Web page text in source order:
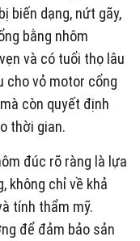
biến dạng, nứt gãy,
bằng nhôm
và có tuổi thọ lâu
cho vỏ motor cổng
còn quyết định
thời gian.
đúc rõ ràng là lựa
không chỉ về khả
tính thẩm mỹ.
để đảm bảo sản